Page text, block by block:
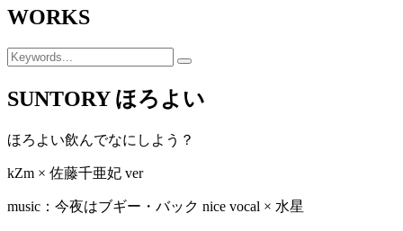
WORKS
SUNTORY ほろよい
ほろよい飲んでなにしよう？
kZm × 佐藤千亜妃 ver
music：今夜はブギー・バック nice vocal × 水星